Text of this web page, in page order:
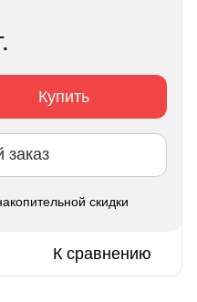
Купить
заказ
скидки
К сравнению